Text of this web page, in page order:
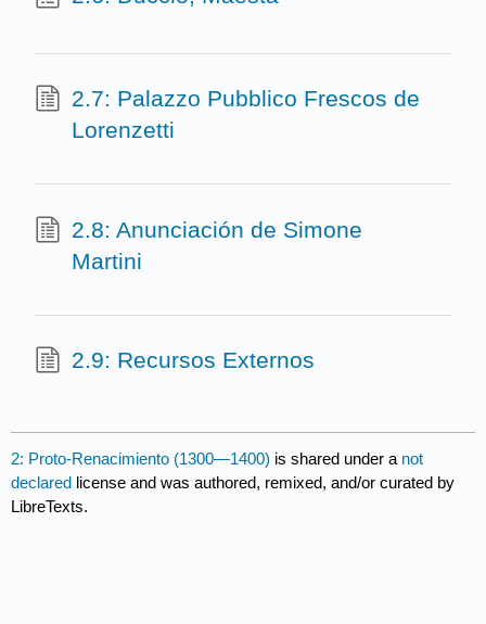
2.7: Palazzo Pubblico Frescos de
Lorenzetti
2.8: Anunciación de Simone
Martini
2.9: Recursos Externos
2: Proto-Renacimiento (1300—1400) is shared under a not
declared license and was authored, remixed, and/or curated by
LibreTexts.